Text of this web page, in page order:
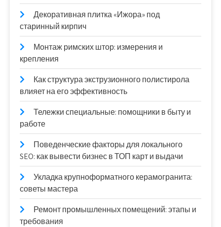
Декоративная плитка «Ижора» под
старинный кирпич
Монтаж римских штор: измерения и
крепления
Как структура экструзионного полистирола
влияет на его эффективность
Тележки специальные: помощники в быту и
работе
Поведенческие факторы для локального
SEO: как вывести бизнес в ТОП карт и выдачи
Укладка крупноформатного керамогранита:
советы мастера
Ремонт промышленных помещений: этапы и
требования